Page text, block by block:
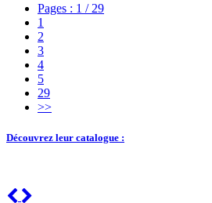
Pages : 1 / 29
1
2
3
4
5
29
>>
Découvrez leur catalogue :
Previous